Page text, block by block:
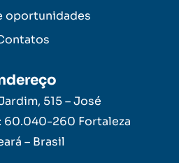
oportunidades
515 – José
60.040-260 Fortaleza
– Brasil